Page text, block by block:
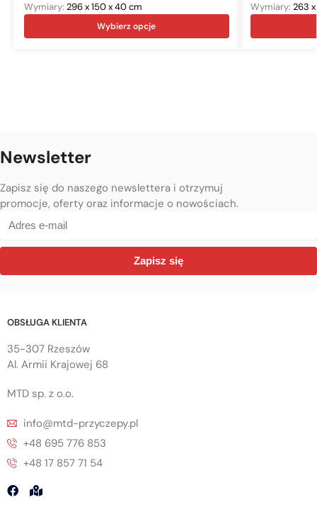
Wymiary: 296 x 150 x 40 cm
Wybierz opcje
Wymiary: 263
Newsletter
Zapisz się do naszego newslettera i otrzymuj
promocje, oferty oraz informacje o nowościach.
Zapisz się
OBSŁUGA KLIENTA
35-307 Rzeszów
Al. Armii Krajowej 68
MTD sp. z o.o.
info@mtd-przyczepy.pl
+48 695 776 853
+48 17 857 71 54